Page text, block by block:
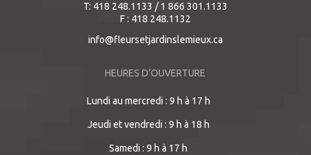
T: 418 248.1133 / 1 866 301.1133
F : 418 248.1132
info@fleursetjardinslemieux.ca
HEURES D’OUVERTURE
Lundi au mercredi : 9 h à 17 h
Jeudi et vendredi : 9 h à 18 h
Samedi : 9 h à 17 h